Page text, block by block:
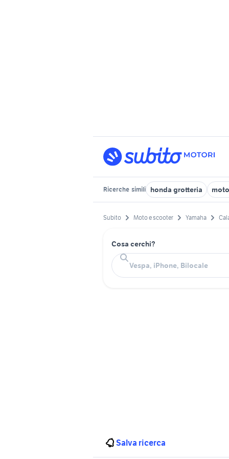
Ricerche simili honda grotteria
Subito Moto e scooter Yamaha
Cosa cerchi?
Salva ricerca